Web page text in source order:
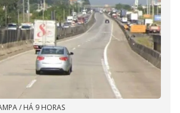
/ HÁ 9 HORAS